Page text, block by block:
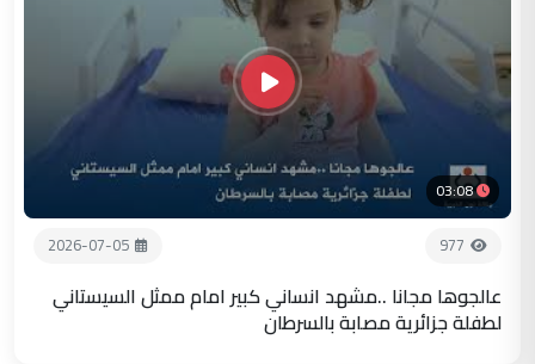
03:08
977
2026-07-05
عالجوها مجانا ..مشهد انساني كبير امام ممثل السيستاني
لطفلة جزائرية مصابة بالسرطان